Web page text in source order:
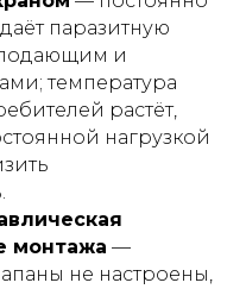
паразитную
и
температура
растёт,
нагрузкой
монтажа —
не настроены,